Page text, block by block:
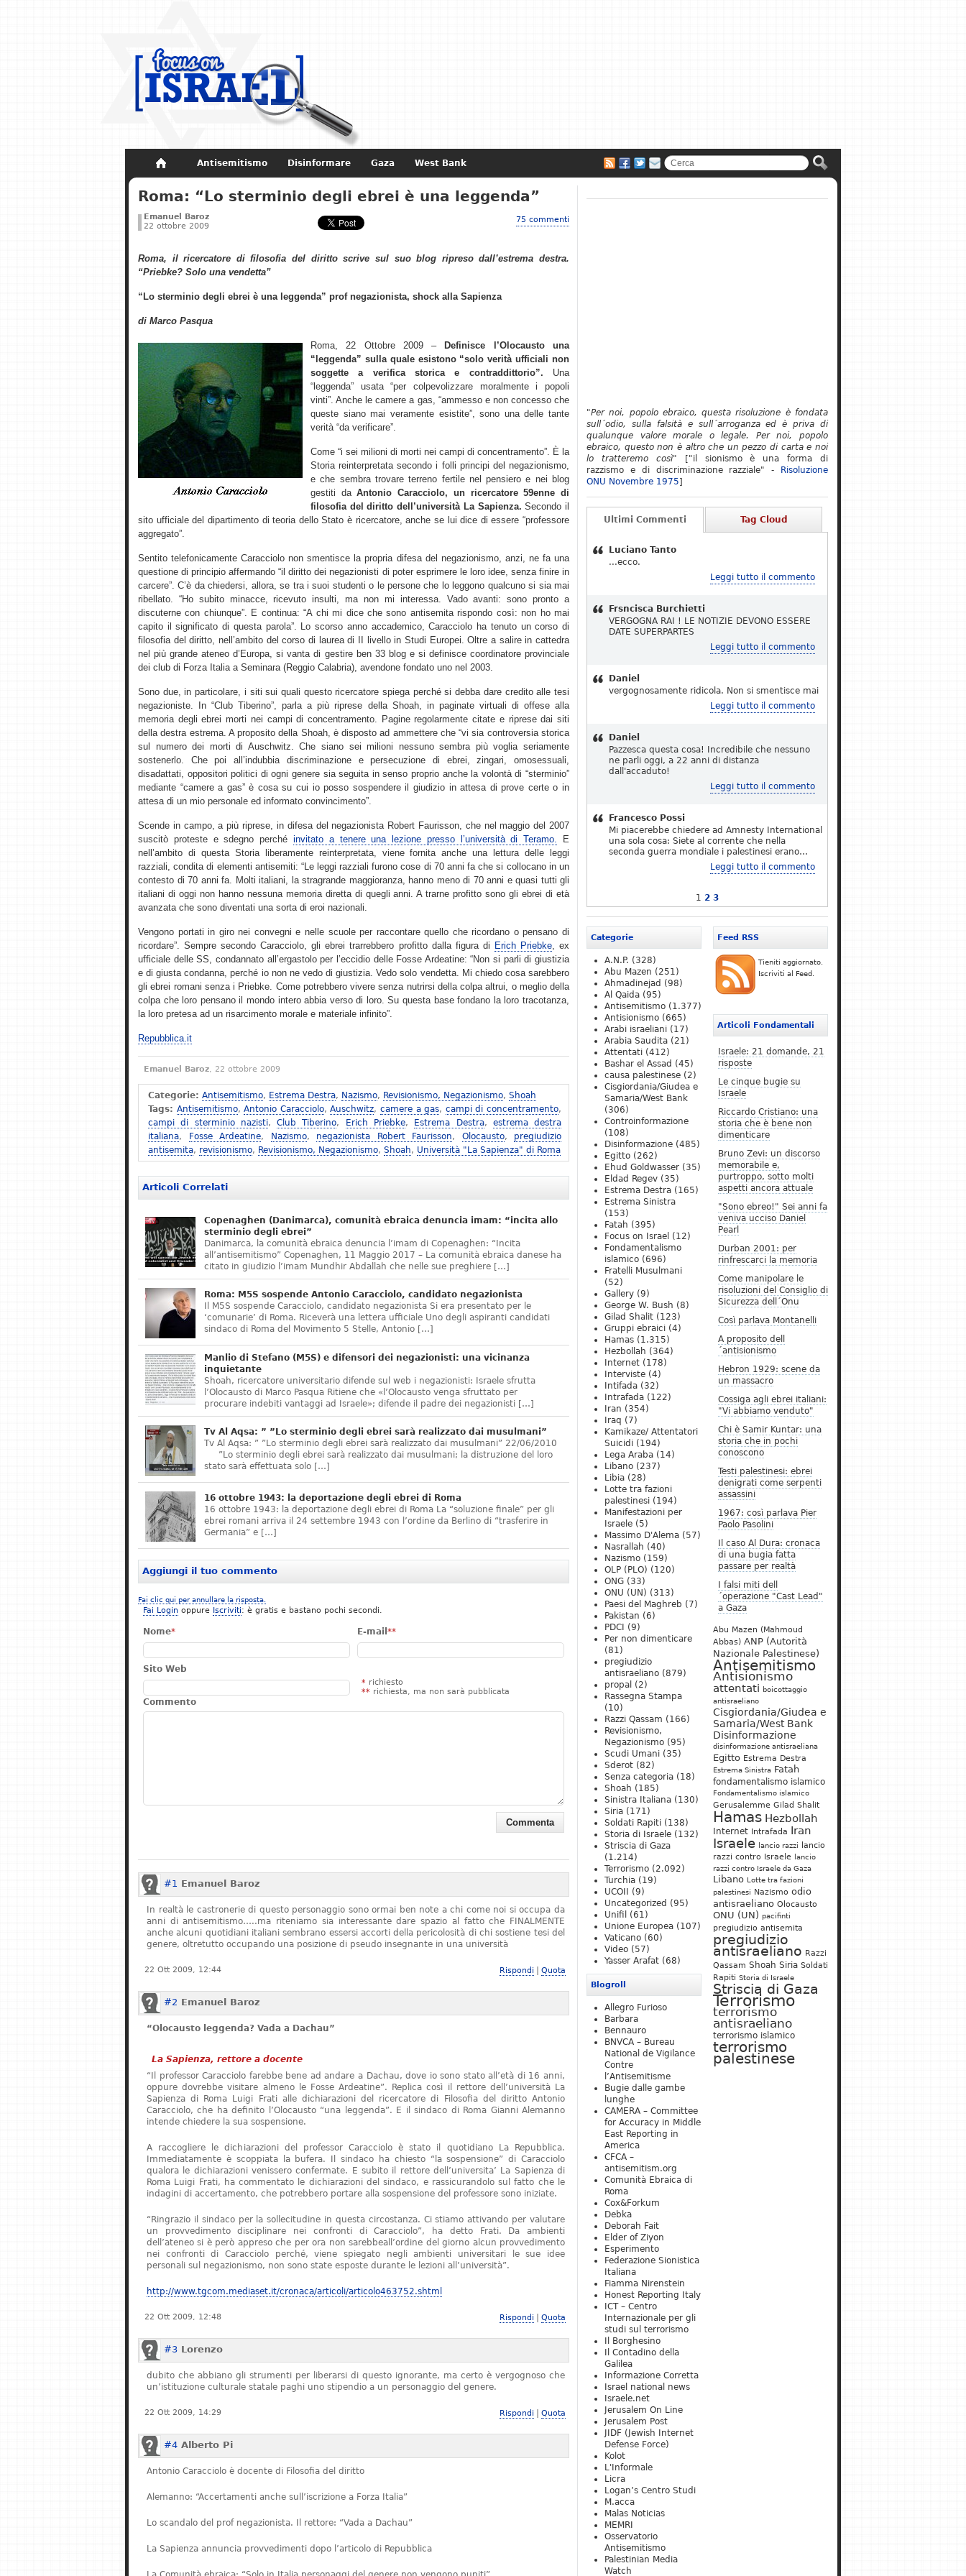
Antisemitismo Disinformare Gaza West Bank
Non dimenticare Storia di Israele
Roma: “Lo sterminio degli ebrei è una leggenda”
Emanuel Baroz
22 ottobre 2009
75 commenti
Roma, il ricercatore di filosofia del diritto scrive sul suo blog ripreso dall’estrema destra.
“Priebke? Solo una vendetta”
“Lo sterminio degli ebrei è una leggenda” prof negazionista, shock alla Sapienza
di Marco Pasqua
Roma, 22 Ottobre 2009 –
Definisce l’Olocausto una
“leggenda” sulla quale esistono “solo verità ufficiali non
soggette a verifica storica e contraddittorio”. Una
“leggenda” usata “per colpevolizzare moralmente i popoli
vinti”. Anche le camere a gas, “ammesso e non concesso che
queste siano mai veramente esistite”, sono una delle tante
verità “da verificare”.
Come “i sei milioni di morti nei campi di concentramento”. È la
Storia reinterpretata secondo i folli principi del negazionismo,
e che sembra trovare terreno fertile nel pensiero e nei blog
gestiti daAntonio Caracciolo, un ricercatore 59enne di
filosofia del diritto dell’università La Sapienza. Secondo il
sito ufficiale del dipartimento di teoria dello Stato è ricercatore, anche se lui dice di essere “professore
aggregato”.
Sentito telefonicamente Caracciolo non smentisce la propria difesa del negazionismo, anzi, ne fa una
questione di principio affermando “il diritto dei negazionisti di poter esprimere le loro idee, senza finire in
carcere”. C’è da chiedersi, allora, se tra i suoi studenti o le persone che lo leggono qualcuno si sia mai
ribellato. “Ho subito minacce, ricevuto insulti, ma non mi interessa. Vado avanti: sono pronto a
discuterne con chiunque”. E continua: “A chi mi dice che sono antisemita rispondo così: non ho mai
capito il significato di questa parola”. Lo scorso anno accademico, Caracciolo ha tenuto un corso di
filosofia del diritto, nell’ambito del corso di laurea di II livello in Studi Europei. Oltre a salire in cattedra
nel più grande ateneo d’Europa, si vanta di gestire ben 33 blog e si definisce coordinatore provinciale
dei club di Forza Italia a Seminara (Reggio Calabria), avendone fondato uno nel 2003.
Sono due, in particolare, i siti sui quali questo ricercatore spiega perché si debba dare credito alle tesi
negazioniste. In “Club Tiberino”, parla a più riprese della Shoah, in paginate virtuali di offese alla
memoria degli ebrei morti nei campi di concentramento. Pagine regolarmente citate e riprese dai siti
della destra estrema. A proposito della Shoah, è disposto ad ammettere che “vi sia controversia storica
sul numero dei morti di Auschwitz. Che siano sei milioni nessuno sembra più voglia seriamente
sostenerlo. Che poi all’indubbia discriminazione e persecuzione di ebrei, zingari, omosessuali,
disadattati, oppositori politici di ogni genere sia seguita in senso proprio anche la volontà di “sterminio”
mediante “camere a gas” è cosa su cui io posso sospendere il giudizio in attesa di prove certe o in
attesa di un mio personale ed informato convincimento”.
Scende in campo, a più riprese, in difesa del negazionista Robert Faurisson, che nel maggio del 2007
suscitò proteste e sdegno perché invitato a tenere una lezione presso l’università di Teramo. E
nell’ambito di questa Storia liberamente reinterpretata, viene fornita anche una lettura delle leggi
razziali, condita di elementi antisemiti: “Le leggi razziali furono cose di 70 anni fa che si collocano in un
contesto di 70 anni fa. Molti italiani, la stragrande maggioranza, hanno meno di 70 anni e quasi tutti gli
italiani di oggi non hanno nessuna memoria diretta di quegli anni. A trarne profitto sono gli ebrei di età
avanzata che sono diventati una sorta di eroi nazionali.
Vengono portati in giro nei convegni e nelle scuole per raccontare quello che ricordano o pensano di
ricordare”. Sempre secondo Caracciolo, gli ebrei trarrebbero profitto dalla figura di Erich Priebke, ex
ufficiale delle SS, condannato all’ergastolo per l’eccidio delle Fosse Ardeatine: “Non si parli di giustizia
e di giusta condanna, perché io non ne vedo di giustizia. Vedo solo vendetta. Mi chiedo cosa sarebbero
gli ebrei romani senza i Priebke. Come potrebbero vivere senza nutrirsi della colpa altrui, o meglio della
colpa che loro pensano il mondo intero abbia verso di loro. Su questa base fondano la loro tracotanza,
la loro pretesa ad un risarcimento morale e materiale infinito”.
Repubblica.it
Emanuel Baroz, 22 ottobre 2009
Categorie: Antisemitismo, Estrema Destra, Nazismo, Revisionismo, Negazionismo, Shoah
Tags: Antisemitismo,Antonio Caracciolo,Auschwitz,camere a gas, campi di concentramento,
campi di sterminio nazisti,Club Tiberino, Erich Priebke, Estrema Destra, estrema destra
italiana, Fosse Ardeatine, Nazismo, negazionista Robert Faurisson, Olocausto, pregiudizio
antisemita, revisionismo, Revisionismo, Negazionismo, Shoah, Università "La Sapienza" di Roma
Articoli Correlati
Copenaghen (Danimarca), comunità ebraica denuncia imam: “incita allo
sterminio degli ebrei”
Danimarca, la comunità ebraica denuncia l’imam di Copenaghen: “Incita
all’antisemitismo” Copenaghen, 11 Maggio 2017 – La comunità ebraica danese ha
citato in giudizio l’imam Mundhir Abdallah che nelle sue preghiere […]
Roma: M5S sospende Antonio Caracciolo, candidato negazionista
Il M5S sospende Caracciolo, candidato negazionista Si era presentato per le
‘comunarie’ di Roma. Riceverà una lettera ufficiale Uno degli aspiranti candidati
sindaco di Roma del Movimento 5 Stelle, Antonio […]
Manlio di Stefano (M5S) e difensori dei negazionisti: una vicinanza
inquietante
Shoah, ricercatore universitario difende sul web i negazionisti: Israele sfrutta
l’Olocausto di Marco Pasqua Ritiene che «l’Olocausto venga sfruttato per
procurare indebiti vantaggi ad Israele»; difende il padre dei negazionisti […]
Tv Al Aqsa: ” ”Lo sterminio degli ebrei sarà realizzato dai musulmani”
Tv Al Aqsa: ” ”Lo sterminio degli ebrei sarà realizzato dai musulmani” 22/06/2010
”Lo sterminio degli ebrei sarà realizzato dai musulmani; la distruzione del loro
stato sarà effettuata solo […]
16 ottobre 1943: la deportazione degli ebrei di Roma
16 ottobre 1943: la deportazione degli ebrei di Roma La “soluzione finale” per gli
ebrei romani arriva il 24 settembre 1943 con l’ordine da Berlino di “trasferire in
Germania” e […]
Aggiungi il tuo commento
Fai clic qui per annullare la risposta.
Fai Login oppure Iscriviti: è gratis e bastano pochi secondi.
Nome* E-mail **
Sito Web
* richiesto
** richiesta, ma non sarà pubblicata
Commento
#1 Emanuel Baroz
In realtà le castronerie di questo personaggio sono ormai ben note a chi come noi si occupa da
anni di antisemitismo…..ma riteniamo sia interessante dare spazio al fatto che FINALMENTE
anche alcuni quotidiani italiani sembrano essersi accorti della pericolosità di chi sostiene tesi del
genere, oltretutto occupando una posizione di pseudo insegnante in una università
22 Ott 2009, 12:44 Rispondi Quota
#2 Emanuel Baroz
“Olocausto leggenda? Vada a Dachau”
La Sapienza, rettore a docente
“Il professor Caracciolo farebbe bene ad andare a Dachau, dove io sono stato all’età di 16 anni,
oppure dovrebbe visitare almeno le Fosse Ardeatine”. Replica così il rettore dell’università La
Sapienza di Roma Luigi Frati alle dichiarazioni del ricercatore di Filosofia del diritto Antonio
Caracciolo, che ha definito l’Olocausto “una leggenda”. E il sindaco di Roma Gianni Alemanno
intende chiedere la sua sospensione.
A raccogliere le dichiarazioni del professor Caracciolo è stato il quotidiano La Repubblica.
Immediatamente è scoppiata la bufera. Il sindaco ha chiesto “la sospensione” di Caracciolo
qualora le dichiarazioni venissero confermate. E subito il rettore dell’universita’ La Sapienza di
Roma Luigi Frati, ha commentato le dichiarazioni del sindaco, e rassicurandolo sul fatto che le
indagini di accertamento, che potrebbero portare alla sospensione del professore sono iniziate.
“Ringrazio il sindaco per la sollecitudine in questa circostanza. Ci stiamo attivando per valutare
un provvedimento disciplinare nei confronti di Caracciolo”, ha detto Frati. Da ambienti
dell’ateneo si è però appreso che per ora non sarebbeall’ordine del giorno alcun provvedimento
nei confronti di Caracciolo perché, viene spiegato negli ambienti universitari le sue idee
personali sul negazionismo, non sono state esposte durante le lezioni all’università”.
http://www.tgcom.mediaset.it/cronaca/articoli/articolo463752.shtml
22 Ott 2009, 12:48 Rispondi Quota
#3 Lorenzo
dubito che abbiano gli strumenti per liberarsi di questo ignorante, ma certo è vergognoso che
un’istituzione culturale statale paghi uno stipendio a un personaggio del genere.
22 Ott 2009, 14:29 Rispondi Quota
#4 Alberto Pi
Antonio Caracciolo è docente di Filosofia del diritto
Alemanno: “Accertamenti anche sull’iscrizione a Forza Italia”
Lo scandalo del prof negazionista. Il rettore: “Vada a Dachau”
La Sapienza annuncia provvedimenti dopo l’articolo di Repubblica
"Per noi, popolo ebraico, questa risoluzione è fondata
sull´odio, sulla falsità e sull´arroganza ed è priva di
qualunque valore morale o legale. Per noi, popolo
ebraico, questo non è altro che un pezzo di carta e noi
lo tratteremo così" ["il sionismo è una forma di
razzismo e di discriminazione razziale" -
Risoluzione
ONU Novembre 1975]
Ultimi Commenti Tag Cloud
Luciano Tanto
...ecco.
Leggi tutto il commento
Frsncisca Burchietti
VERGOGNA RAI ! LE NOTIZIE DEVONO ESSERE
DATE SUPERPARTES
Leggi tutto il commento
Daniel
vergognosamente ridicola. Non si smentisce mai
Leggi tutto il commento
Daniel
Pazzesca questa cosa! Incredibile che nessuno
ne parli oggi, a 22 anni di distanza
dall'accaduto!
Leggi tutto il commento
Francesco Possi
Mi piacerebbe chiedere ad Amnesty International
una sola cosa: Siete al corrente che nella
seconda guerra mondiale i palestinesi erano…
Leggi tutto il commento
1 2 3
Feed RSS
Tieniti aggiornato.
Iscriviti al Feed.
Articoli Fondamentali
Israele: 21 domande, 21
risposte
Le cinque bugie su
Israele
Riccardo Cristiano: una
storia che è bene non
dimenticare
Bruno Zevi: un discorso
memorabile e,
purtroppo, sotto molti
aspetti ancora attuale
"Sono ebreo!" Sei anni fa
veniva ucciso Daniel
Pearl
Durban 2001: per
rinfrescarci la memoria
Come manipolare le
risoluzioni del Consiglio di
Sicurezza dell´Onu
Così parlava Montanelli
A proposito dell
´antisionismo
Hebron 1929: scene da
un massacro
Cossiga agli ebrei italiani:
"Vi abbiamo venduto"
Chi è Samir Kuntar: una
storia che in pochi
conoscono
Testi palestinesi: ebrei
denigrati come serpenti
assassini
1967: così parlava Pier
Paolo Pasolini
Il caso Al Dura: cronaca
di una bugia fatta
passare per realtà
I falsi miti dell
´operazione "Cast Lead"
a Gaza
Abu Mazen (Mahmoud
Abbas) ANP (Autorità
Nazionale Palestinese)
Antisemitismo
Antisionismo
attentati boicottaggio
antisraeliano
Cisgiordania/Giudea e
Samaria/West Bank
Disinformazione
disinformazione antisraeliana
Egitto Estrema Destra
Estrema Sinistra Fatah
fondamentalismo islamico
Fondamentalismo islamico
Gerusalemme Gilad Shalit
Hamas Hezbollah
Internet Intrafada Iran
Israele lancio razzi
lancio
razzi contro Israele lancio
razzi contro Israele da Gaza
Libano Lotte tra fazioni
palestinesi Nazismo odio
antisraeliano Olocausto
ONU (UN) pacifinti
pregiudizio antisemita
pregiudizio
antisraeliano Razzi
Qassam Shoah Siria Soldati
Rapiti Storia di Israele
Striscia di Gaza
Terrorismo
terrorismo
antisraeliano
terrorismo islamico
terrorismo
palestinese
Categorie
A.N.P. (328)
Abu Mazen (251)
Ahmadinejad (98)
Al Qaida (95)
Antisemitismo (1.377)
Antisionismo (665)
Arabi israeliani (17)
Arabia Saudita (21)
Attentati (412)
Bashar el Assad (45)
causa palestinese (2)
Cisgiordania/Giudea e
Samaria/West Bank
(306)
Controinformazione
(108)
Disinformazione (485)
Egitto (262)
Ehud Goldwasser (35)
Eldad Regev (35)
Estrema Destra (165)
Estrema Sinistra
(153)
Fatah (395)
Focus on Israel (12)
Fondamentalismo
islamico (696)
Fratelli Musulmani
(52)
Gallery (9)
George W. Bush (8)
Gilad Shalit (123)
Gruppi ebraici (4)
Hamas (1.315)
Hezbollah (364)
Internet (178)
Interviste (4)
Intifada (32)
Intrafada (122)
Iran (354)
Iraq (7)
Kamikaze/ Attentatori
Suicidi (194)
Lega Araba (14)
Libano (237)
Libia (28)
Lotte tra fazioni
palestinesi (194)
Manifestazioni per
Israele (5)
Massimo D'Alema (57)
Nasrallah (40)
Nazismo (159)
OLP (PLO) (120)
ONG (33)
ONU (UN) (313)
Paesi del Maghreb (7)
Pakistan (6)
PDCI
(9)
Per non dimenticare
(81)
pregiudizio
antisraeliano (879)
propal (2)
Rassegna Stampa
(10)
Razzi Qassam (166)
Revisionismo,
Negazionismo (95)
Scudi Umani (35)
Sderot (82)
Senza categoria (18)
Shoah (185)
Sinistra Italiana (130)
Siria (171)
Soldati Rapiti (138)
Storia di Israele (132)
Striscia di Gaza
(1.214)
Terrorismo (2.092)
Turchia (19)
UCOII
(9)
Uncategorized (95)
Unifil
(61)
Unione Europea (107)
Vaticano (60)
Video (57)
Yasser Arafat (68)
Blogroll
Allegro Furioso
Barbara
Bennauro
BNVCA – Bureau
National de Vigilance
Contre
l’Antisemitisme
Bugie dalle gambe
lunghe
CAMERA – Committee
for Accuracy in Middle
East Reporting in
America
CFCA –
antisemitism.org
Comunità Ebraica di
Roma
Cox&Forkum
Debka
Deborah Fait
Elder of Ziyon
Esperimento
Federazione Sionistica
Italiana
Fiamma Nirenstein
Honest Reporting Italy
ICT – Centro
Internazionale per gli
studi sul terrorismo
Il Borghesino
Il Contadino della
Galilea
Informazione Corretta
Israel national news
Israele.net
Jerusalem On Line
Jerusalem Post
JIDF (Jewish Internet
Defense Force)
Kolot
L'Informale
Licra
Logan’s Centro Studi
M.acca
Malas Noticias
MEMRI
Osservatorio
Antisemitismo
Palestinian Media
Watch